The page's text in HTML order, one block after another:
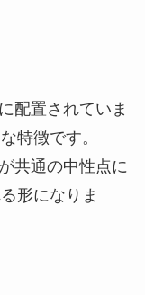
配置されていま
特徴です。
共通の中性点に
形になりま